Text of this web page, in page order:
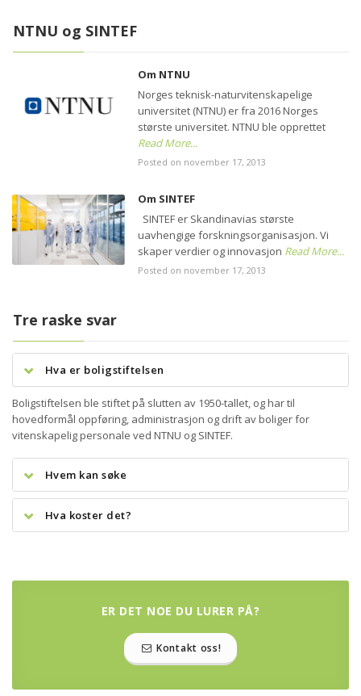
NTNU og SINTEF
Om NTNU
Norges teknisk-naturvitenskapelige
universitet (NTNU) er fra 2016 Norges
største universitet. NTNU ble opprettet
Read More...
Posted on november 17, 2013
Om SINTEF
SINTEF er Skandinavias største
uavhengige forskningsorganisasjon. Vi
skaper verdier og innovasjon Read More...
Posted on november 17, 2013
Tre raske svar
Hva er boligstiftelsen
Boligstiftelsen ble stiftet på slutten av 1950-tallet, og har til
hovedformål oppføring, administrasjon og drift av boliger for
vitenskapelig personale ved NTNU og SINTEF.
Hvem kan søke
Hva koster det?
ER DET NOE DU LURER PÅ?
Kontakt oss!